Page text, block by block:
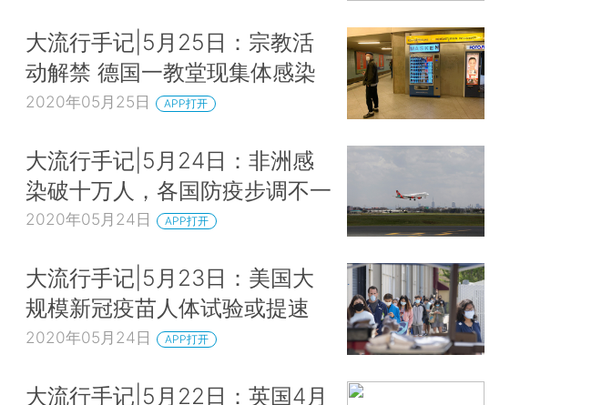
大流行手记|5月25日：宗教活
动解禁 德国一教堂现集体感染
2020年05月25日 APP打开
大流行手记|5月24日：非洲感
染破十万人，各国防疫步调不一
2020年05月24日 APP打开
大流行手记|5月23日：美国大
规模新冠疫苗人体试验或提速
2020年05月24日 APP打开
大流行手记|5月22日：英国4月